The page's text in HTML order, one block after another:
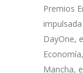
Premios
DayOne,
Mancha,